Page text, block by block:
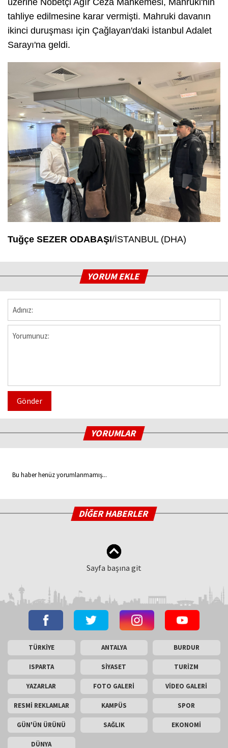
üzerine Nöbetçi Ağır Ceza Mahkemesi, Mahruki'nin
tahliye edilmesine karar vermişti. Mahruki davanın
ikinci duruşması için Çağlayan'daki İstanbul Adalet
Sarayı'na geldi.
Tuğçe SEZER ODABAŞI/İSTANBUL (DHA)
YORUM EKLE
Gönder
YORUMLAR
Bu haber henüz yorumlanmamış...
DİĞER HABERLER
Sayfa başına git
TÜRKİYE ANTALYA BURDUR
ISPARTA SİYASET TURİZM
YAZARLAR FOTO GALERİ VİDEO GALERİ
RESMİ REKLAMLAR KAMPÜS SPOR
GÜN'ÜN ÜRÜNÜ SAĞLIK EKONOMİ
DÜNYA